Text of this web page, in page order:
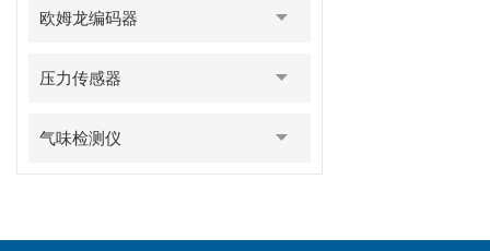
欧姆龙编码器
压力传感器
气味检测仪